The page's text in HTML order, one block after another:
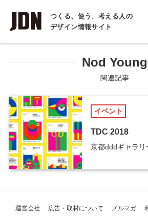
つくる、使う、考える人の
デザイン情報サイト
INTERVIEW
インタビュー
COLUMN
コラム
Nod Young
関連記事
イベント
TDC 2018
京都dddギャラリ
運営会社 広告・取材について メルマガ